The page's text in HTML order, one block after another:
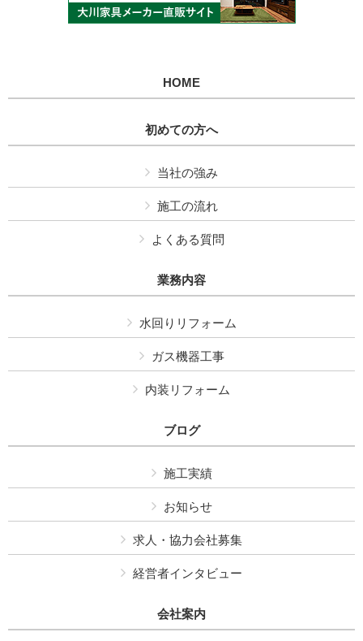
HOME
初めての方へ
当社の強み
施工の流れ
よくある質問
業務内容
水回りリフォーム
ガス機器工事
内装リフォーム
ブログ
施工実績
お知らせ
求人・協力会社募集
経営者インタビュー
会社案内